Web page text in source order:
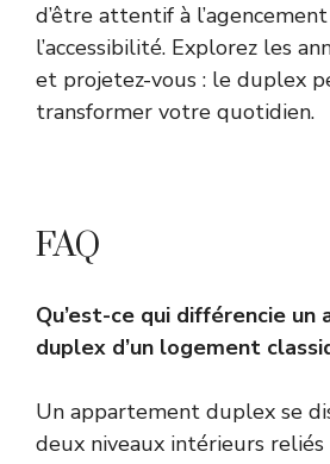
d’être attentif à
l’accessibilité. Explorez les
et projetez-vous : le duplex
transformer votre quotidien.
FAQ
Qu’est-ce qui différencie
duplex d’un logement
Un appartement duplex se
deux niveaux intérieurs